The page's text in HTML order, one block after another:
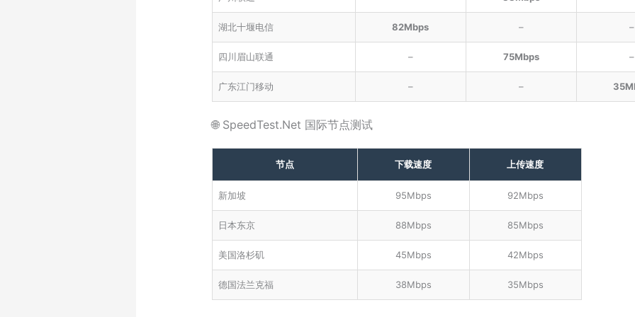
湖北十堰电信 82Mbps – –
四川眉山联通 – 75Mbps –
广东江门移动 – –
🌐 SpeedTest.Net 国际节点测试
节点 下载速度 上传速度
新加坡 95Mbps 92Mbps
日本东京 88Mbps 85Mbps
美国洛杉矶 45Mbps 42Mbps
德国法兰克福 38Mbps 35Mbps